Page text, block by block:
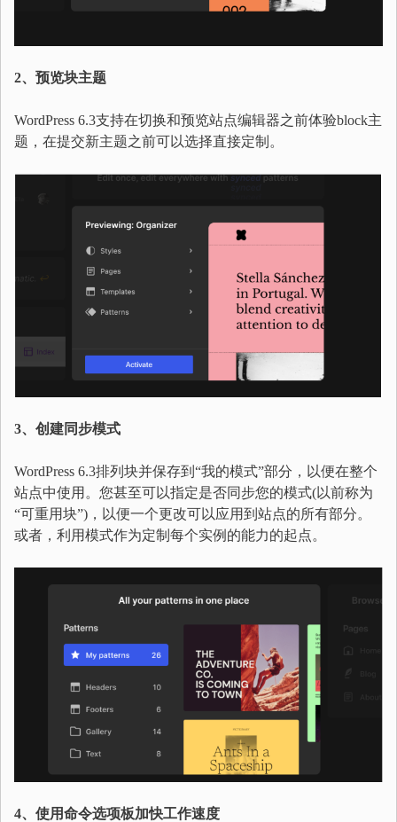
2、预览块主题
WordPress 6.3支持在切换和预览站点编辑器之前体验block主
题，在提交新主题之前可以选择直接定制。
3、创建同步模式
WordPress 6.3排列块并保存到“我的模式”部分，以便在整个
站点中使用。您甚至可以指定是否同步您的模式(以前称为
“可重用块”)，以便一个更改可以应用到站点的所有部分。
或者，利用模式作为定制每个实例的能力的起点。
4、使用命令选项板加快工作速度